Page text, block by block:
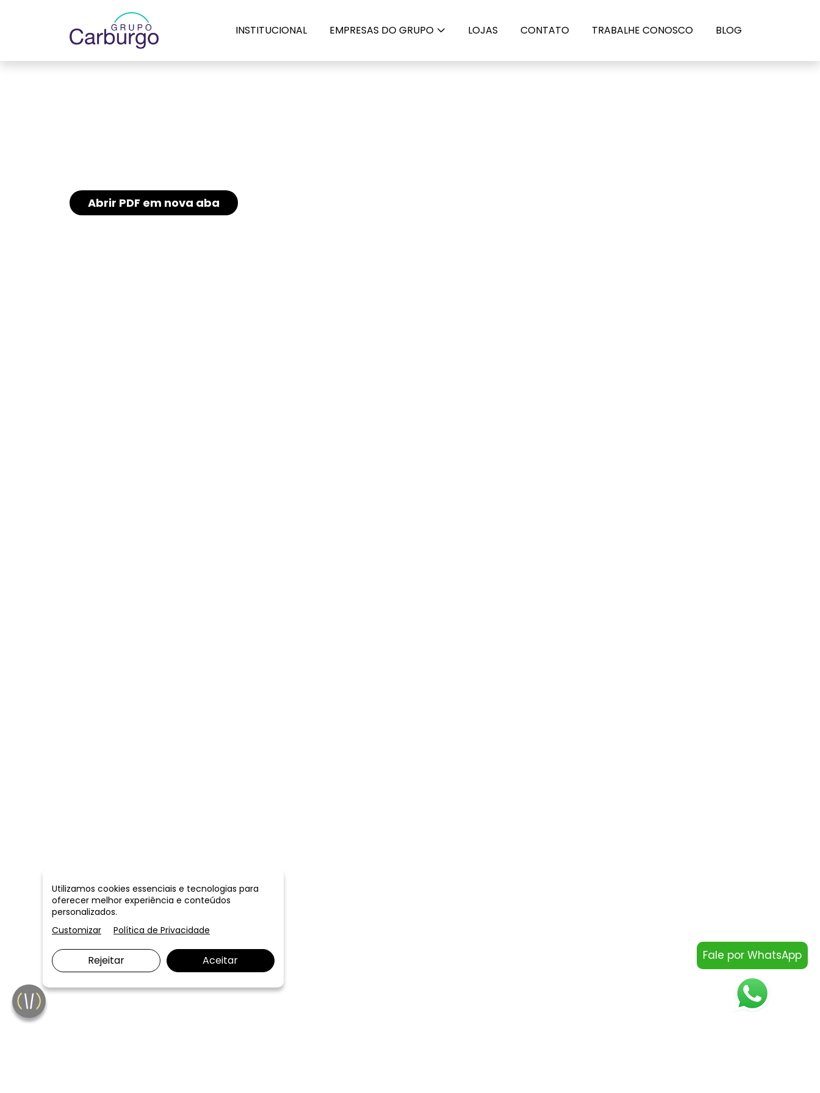
INSTITUCIONAL EMPRESAS DO GRUPO LOJAS CONTATO TRABALHE CONOSCO BLOG
Abrir PDF em nova aba
Fale por WhatsApp
Utilizamos cookies essenciais e tecnologias para
oferecer melhor experiência e conteúdos
personalizados.
Customizar
Política de Privacidade
Rejeitar Aceitar